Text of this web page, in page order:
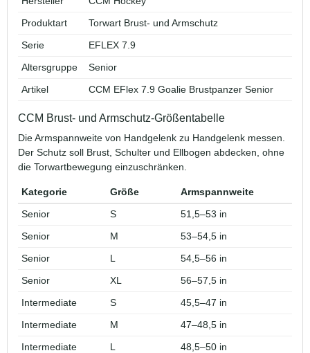
Produktart
Torwart Brust- und Armschutz
Serie
EFLEX 7.9
Altersgruppe
Senior
Artikel
CCM EFlex 7.9 Goalie Brustpanzer Senior
CCM Brust- und Armschutz-Größentabelle
Die Armspannweite von Handgelenk zu Handgelenk messen.
Der Schutz soll Brust, Schulter und Ellbogen abdecken, ohne
die Torwartbewegung einzuschränken.
Kategorie Größe
Armspannweite
Senior
S
51,5–53 in
Senior
M
53–54,5 in
Senior
L
54,5–56 in
Senior
XL
56–57,5 in
Intermediate
S
45,5–47 in
Intermediate
M
47–48,5 in
Intermediate
L
48,5–50 in